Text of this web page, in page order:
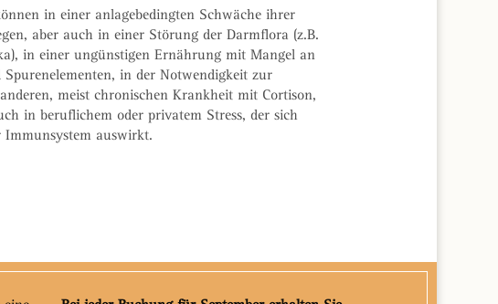
in einer anlagebedingten Schwäche ihrer
aber auch in einer Störung der Darmflora (z.B.
in einer ungünstigen Ernährung mit Mangel an
in der Notwendigkeit zur
meist chronischen Krankheit mit Cortison,
in beruflichem oder privatem Stress, der sich
auswirkt.